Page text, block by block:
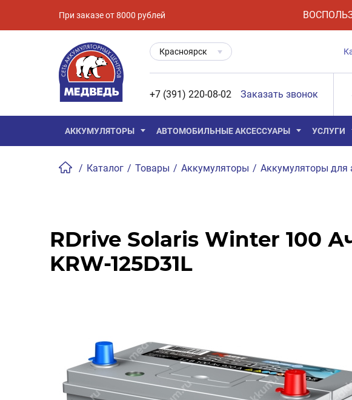
При заказе от 8000 рублей
Красноярск
+7 (391) 220-08-02 Заказать звонок
АККУМУЛЯТОРЫ АВТОМОБИЛЬНЫЕ АКСЕССУАРЫ УСЛУГИ
/ Каталог / Товары / Аккумуляторы / Аккумуляторы для
RDrive Solaris Winter 100
KRW-125D31L